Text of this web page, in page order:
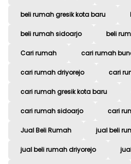
beli rumah gresik kota baru
beli rumah sidoarjo beli
Cari rumah cari rumah
cari rumah driyorejo cari
cari rumah gresik kota baru
cari rumah sidoarjo cari
Jual Beli Rumah jual beli
jual beli rumah driyorejo